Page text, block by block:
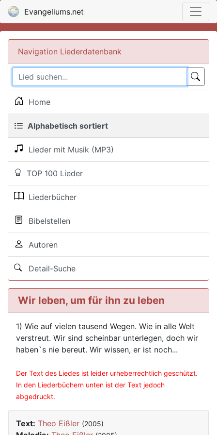
Evangeliums.net
Navigation Liederdatenbank
Home
Alphabetisch sortiert
Lieder mit Musik (MP3)
TOP 100 Lieder
Liederbücher
Bibelstellen
Autoren
Detail-Suche
Wir leben, um für ihn zu leben
1) Wie auf vielen tausend Wegen. Wie in alle Welt
verstreut. Wir sind scheinbar unterlegen, doch wir
haben`s nie bereut. Wir wissen, er ist noch...
Der Text des Liedes ist leider urheberrechtlich geschützt.
In den Liederbüchern unten ist der Text jedoch
abgedruckt.
Text: Theo Eißler (2005)